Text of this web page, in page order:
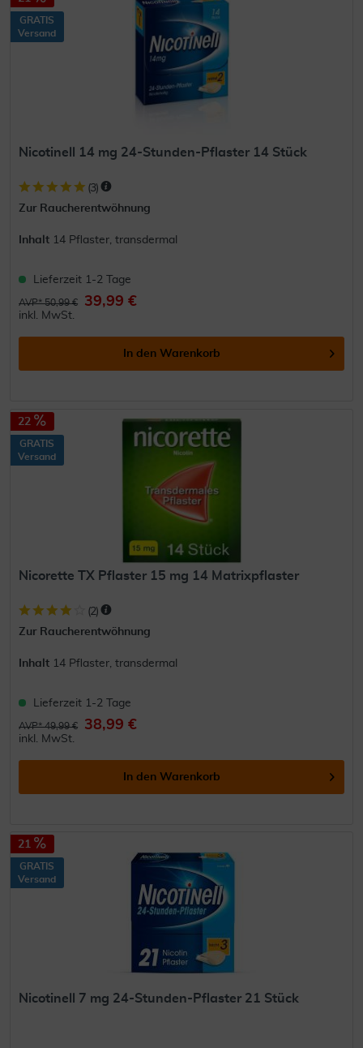
GRATIS
Versand
Nicotinell 14 mg 24-Stunden-Pflaster 14 Stück
(3)
Zur Raucherentwöhnung
Inhalt 14 Pflaster, transdermal
Lieferzeit 1-2 Tage
AVP* 50,99 € 39,99 €
inkl. MwSt.
In den Warenkorb
22
GRATIS
Versand
Nicorette TX Pflaster 15 mg 14 Matrixpflaster
(2)
Zur Raucherentwöhnung
Inhalt 14 Pflaster, transdermal
Lieferzeit 1-2 Tage
AVP* 49,99 € 38,99 €
inkl. MwSt.
In den Warenkorb
21
GRATIS
Versand
Nicotinell 7 mg 24-Stunden-Pflaster 21 Stück